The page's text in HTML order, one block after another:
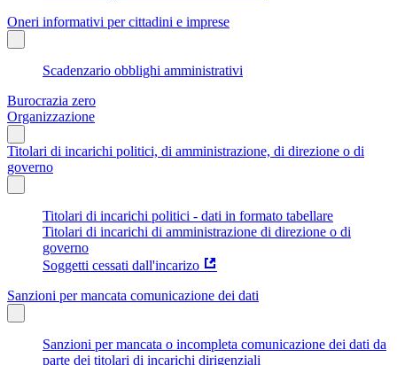
Oneri informativi per cittadini e imprese
Scadenzario obblighi amministrativi
Burocrazia zero
Organizzazione
Titolari di incarichi politici, di amministrazione, di direzione o di
governo
Titolari di incarichi politici - dati in formato tabellare
Titolari di incarichi di amministrazione di direzione o di
governo
Soggetti cessati dall'incarizo
Sanzioni per mancata comunicazione dei dati
Sanzioni per mancata o incompleta comunicazione dei dati da
parte dei titolari di incarichi dirigenziali